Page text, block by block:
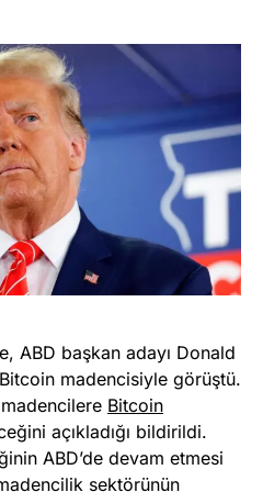
ABD başkan adayı Donald
madencisiyle görüştü.
Bitcoin
açıkladığı bildirildi.
ABD’de devam etmesi
sektörünün